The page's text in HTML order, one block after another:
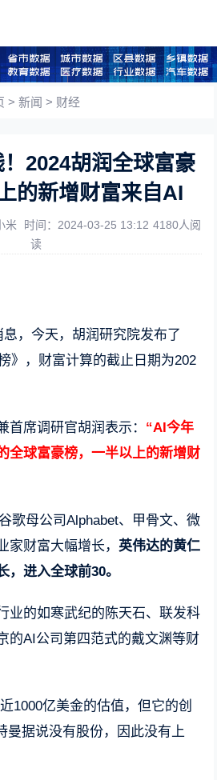
>新闻 > 财经
2024胡润全球富豪
的新增财富来自AI
米 时间：2024-03-25 13:12 4180人阅
读
，今天，胡润研究院发布了
》，财富计算的截止日期为202
首席调研官胡润表示： “AI今年
全球富豪榜，一半以上的新增财
歌母公司Alphabet、甲骨文、微
家财富大幅增长， 英伟达的黄仁
，进入全球前30。
业的如寒武纪的陈天石、联发科
的AI公司第四范式的戴文渊等财
1000亿美金的估值，但它的创
曼据说没有股份，因此没有上